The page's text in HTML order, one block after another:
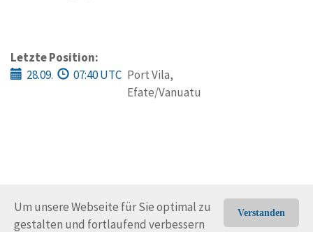
Verstanden
Um unsere Webseite für Sie optimal zu
gestalten und fortlaufend verbessern
Letzte Position:
28.09.
07:40 UTC Port Vila,
Efate/Vanuatu